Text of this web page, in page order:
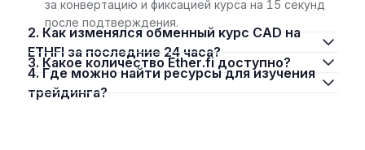
за конвертацию и фиксацией курса на 15 секунд
после подтверждения.
2. Как изменялся обменный курс CAD на
ETHFI за последние 24 часа?
3. Какое количество Ether.fi доступно?
4. Где можно найти ресурсы для изучения
трейдинга?